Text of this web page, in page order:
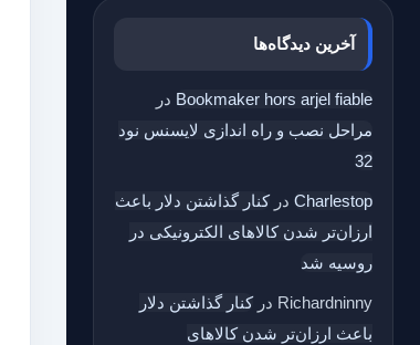
آخرین دیدگاه‌ها
Bookmaker hors arjel fiable در
مراحل نصب و راه اندازی لایسنس نود
32
Charlestop درکنار گذاشتن دلار باعث
ارزان‌تر شدن کالاهای الکترونیکی در
روسیه شد
Richardninny درکنار گذاشتن دلار
باعث ارزان‌تر شدن کالاهای